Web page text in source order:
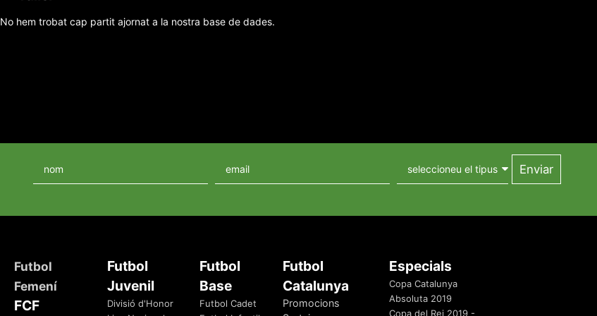
No hem trobat cap partit ajornat a la nostra base de dades.
Futbol
Femení
FCF
Futbol
Juvenil
Divisió d'Honor
Futbol
Base
Futbol Cadet
Futbol
Catalunya
Promocions
Especials
Copa Catalunya
Absoluta 2019
Copa del Rei 2019 -